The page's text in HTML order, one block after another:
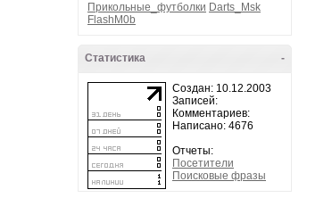
Прикольные_футболки Darts_Msk
FlashM0b
-
Статистика
Создан: 10.12.2003
Записей:
Комментариев:
Написано: 4676
Отчеты:
Посетители
Поисковые фразы